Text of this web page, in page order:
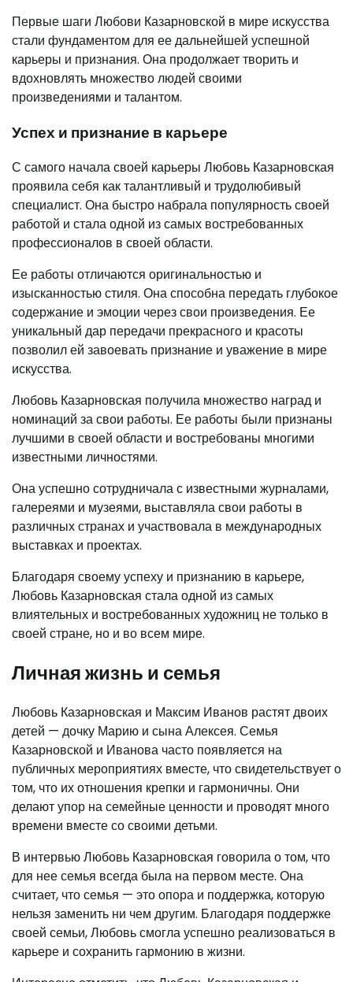
Первые шаги Любови Казарновской в мире искусства
стали фундаментом для ее дальнейшей успешной
карьеры и признания. Она продолжает творить и
вдохновлять множество людей своими
произведениями и талантом.
Успех и признание в карьере
С самого начала своей карьеры Любовь Казарновская
проявила себя как талантливый и трудолюбивый
специалист. Она быстро набрала популярность своей
работой и стала одной из самых востребованных
профессионалов в своей области.
Ее работы отличаются оригинальностью и
изысканностью стиля. Она способна передать глубокое
содержание и эмоции через свои произведения. Ее
уникальный дар передачи прекрасного и красоты
позволил ей завоевать признание и уважение в мире
искусства.
Любовь Казарновская получила множество наград и
номинаций за свои работы. Ее работы были признаны
лучшими в своей области и востребованы многими
известными личностями.
Она успешно сотрудничала с известными журналами,
галереями и музеями, выставляла свои работы в
различных странах и участвовала в международных
выставках и проектах.
Благодаря своему успеху и признанию в карьере,
Любовь Казарновская стала одной из самых
влиятельных и востребованных художниц не только в
своей стране, но и во всем мире.
Личная жизнь и семья
Любовь Казарновская и Максим Иванов растят двоих
детей — дочку Марию и сына Алексея. Семья
Казарновской и Иванова часто появляется на
публичных мероприятиях вместе, что свидетельствует о
том, что их отношения крепки и гармоничны. Они
делают упор на семейные ценности и проводят много
времени вместе со своими детьми.
В интервью Любовь Казарновская говорила о том, что
для нее семья всегда была на первом месте. Она
считает, что семья — это опора и поддержка, которую
нельзя заменить ни чем другим. Благодаря поддержке
своей семьи, Любовь смогла успешно реализоваться в
карьере и сохранить гармонию в жизни.